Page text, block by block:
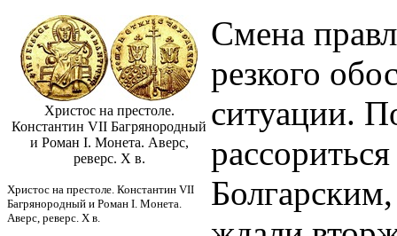
Христос на престоле.
Константин VII Багрянородный
и Роман I. Монета. Аверс,
реверс. Х в.
Христос на престоле. Константин VII
Багрянородный и Роман I. Монета.
Аверс, реверс. Х в.
Смена
резкого
ситуации.